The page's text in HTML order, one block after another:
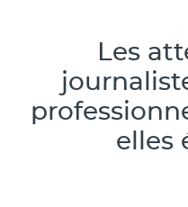
Les
elles